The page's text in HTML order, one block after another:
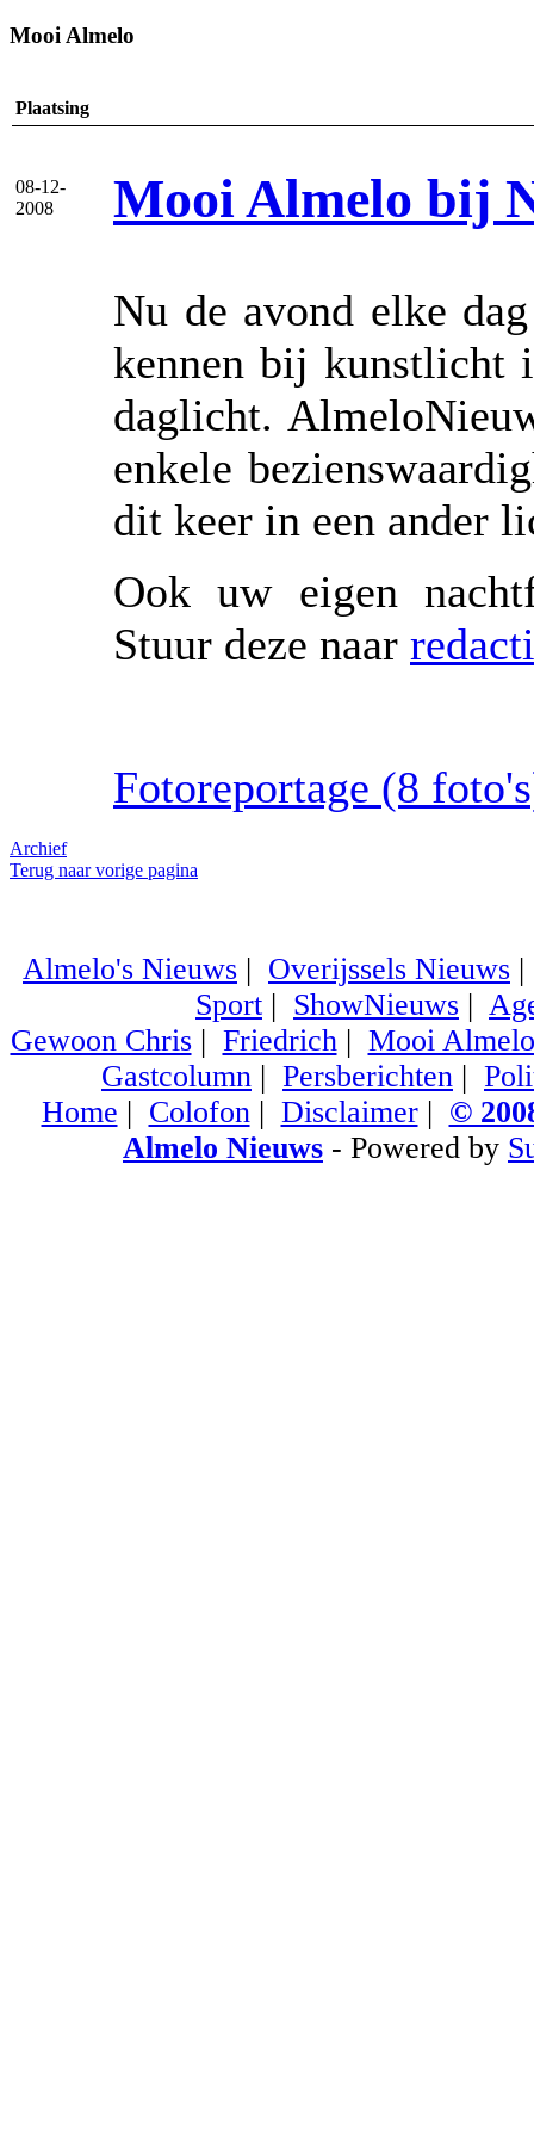
Mooi Almelo
Plaatsing
08-12-
2008
Mooi Almelo bij
Nu de avond elke
kennen bij kunstlicht
daglicht.
enkele
dit keer in een ander
Ook uw eigen
Stuur deze naar
Fotoreportage (8
Archief
Terug naar vorige pagina
Almelo's Nieuws | Overijssels Nieuws
Sport | ShowNieuws |
Gewoon Chris| Friedrich| Mooi Almelo
Gastcolumn | Persberichten |
Home | Colofon| Disclaimer| ©
Almelo Nieuws - Powered by